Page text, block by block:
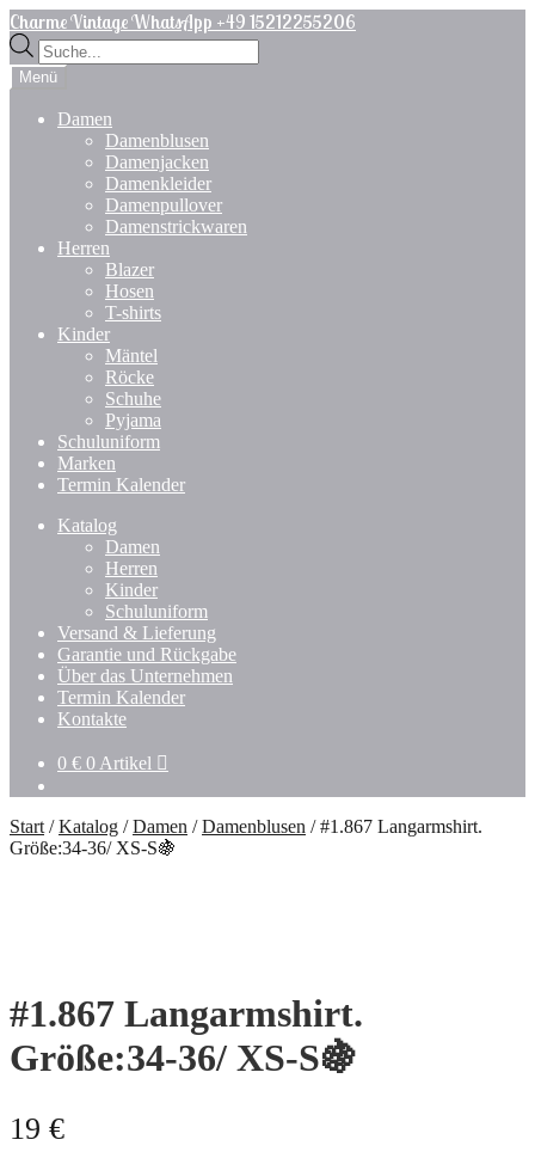
Zur
Navigation
springen
Zum
Inhalt
springen
Charme Vintage WhatsApp +49 15212255206
Products
search
Menü
Damen
Damenblusen
Damenjacken
Damenkleider
Damenpullover
Damenstrickwaren
Herren
Blazer
Hosen
T-shirts
Kinder
Mäntel
Röcke
Schuhe
Pyjama
Schuluniform
Marken
Termin Kalender
Katalog
Damen
Herren
Kinder
Schuluniform
Versand & Lieferung
Garantie und Rückgabe
Über das Unternehmen
Termin Kalender
Kontakte
0 € 0 Artikel
Start /Katalog /Damen /Damenblusen /#1.867 Langarmshirt.
Größe:34-36/ XS-S🍇
#1.867 Langarmshirt.
Größe:34-36/ XS-S🍇
19 €